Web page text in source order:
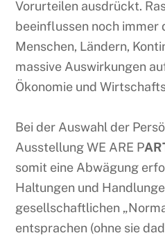
Vorurteilen ausdrückt.
beeinflussen noch immer
Menschen, Ländern,
massive Auswirkungen
Ökonomie und
Bei der Auswahl der
Ausstellung WE ARE P
somit eine Abwägung
Haltungen und
gesellschaftlichen
entsprachen (ohne sie